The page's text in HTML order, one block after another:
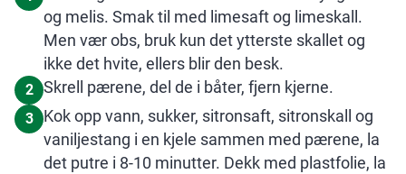
og melis. Smak til med limesaft og limeskall.
Men vær obs, bruk kun det ytterste skallet og
ikke det hvite, ellers blir den besk.
2 Skrell pærene, del de i båter, fjern kjerne.
3
Kok opp vann, sukker, sitronsaft, sitronskall og
vaniljestang i en kjele sammen med pærene, la
det putre i 8-10 minutter. Dekk med plastfolie, la